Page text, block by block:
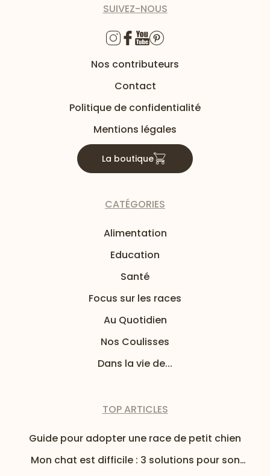
SUIVEZ-NOUS
Nos contributeurs
Contact
Politique de confidentialité
Mentions légales
La boutique
CATÉGORIES
Alimentation
Education
Santé
Focus sur les races
Au Quotidien
Nos Coulisses
Dans la vie de...
TOP ARTICLES
Guide pour adopter une race de petit chien
Mon chat est difficile : 3 solutions pour son